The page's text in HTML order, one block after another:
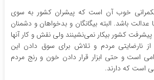
خوب آن است که پیشران کشور به سوی
عدالت باشد. البته بیگانگان و بدخواهان و دشمنان
کشور بیکار نمی‌نشینند ولی نقش و کار آنها
از نارضایتی مردم و تلاش برای سوق دادن این
است و حتی ابزار قرار دادن خون و رنج مردم
است که دارند.